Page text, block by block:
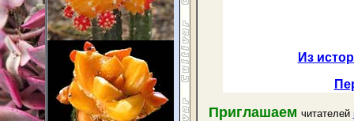
Из
Приглашаем читателей